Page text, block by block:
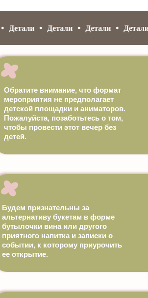
Детали Детали Детали Детали
Будем признательны за
альтернативу букетам в форме
бутылочки вина или другого
приятного напитка и записки о
событии, к которому приурочить
ее открытие.
Обратите внимание, что формат
мероприятия не предполагает
детской площадки и аниматоров.
Пожалуйста, позаботьтесь о том,
чтобы провести этот вечер без
детей.